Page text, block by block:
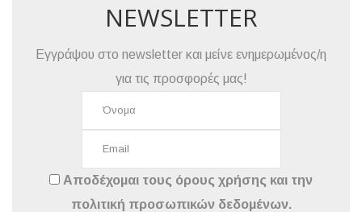
NEWSLETTER
Εγγράψου στο newsletter και μείνε ενημερωμένος/η
για τις προσφορές μας!
Αποδέχομαι τους όρους χρήσης και την
πολιτική προσωπικών δεδομένων.